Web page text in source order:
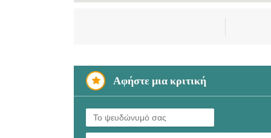
Αφήστε μια κριτική